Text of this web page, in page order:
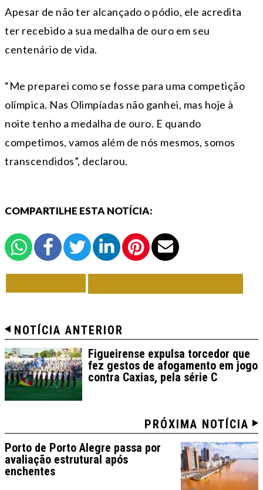
Apesar de não ter alcançado o pódio, ele acredita
ter recebido a sua medalha de ouro em seu
centenário de vida.
“Me preparei como se fosse para uma competição
olímpica. Nas Olimpíadas não ganhei, mas hoje à
noite tenho a medalha de ouro. E quando
competimos, vamos além de nós mesmos, somos
transcendidos”, declarou.
COMPARTILHE ESTA NOTÍCIA:
NOTÍCIA ANTERIOR
Figueirense expulsa torcedor que
fez gestos de afogamento em jogo
contra Caxias, pela série C
PRÓXIMA NOTÍCIA
Porto de Porto Alegre passa por
avaliação estrutural após
enchentes